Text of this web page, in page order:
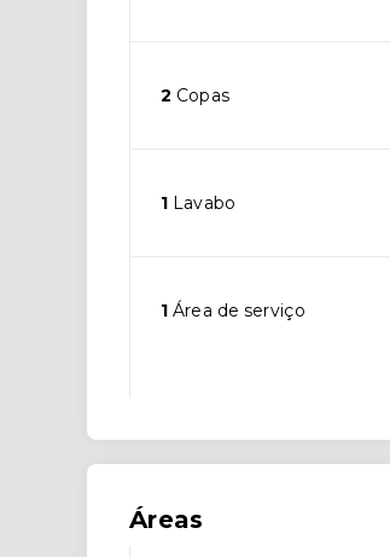
2 Copas
1 Lavabo
1 Área de serviço
Áreas